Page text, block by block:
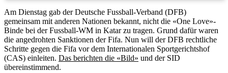
Am Dienstag gab der Deutsche Fussball-Verband (DFB)
gemeinsam mit anderen Nationen bekannt, nicht die «One Love»-
Binde bei der Fussball-WM in Katar zu tragen. Grund dafür waren
die angedrohten Sanktionen der Fifa. Nun will der DFB rechtliche
Schritte gegen die Fifa vor dem Internationalen Sportgerichtshof
(CAS) einleiten. Das berichten die «Bild» und der SID
übereinstimmend.